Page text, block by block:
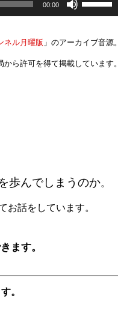
00:00
リ
ュ
調
に
く
だ
い。
ネル月曜版 」のアーカイブ音源。
ら許可を得て掲載しています。
歩んでしまうのか。
お話をしています。
ます。
。